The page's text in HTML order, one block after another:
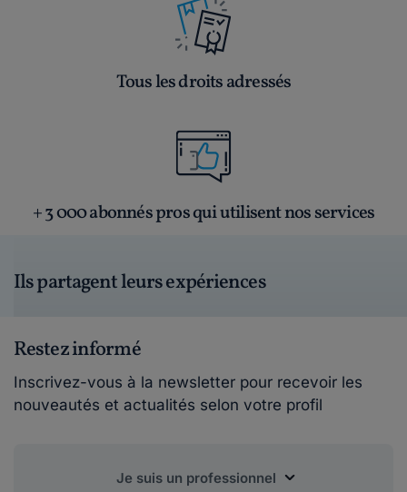
Tous les droits adressés
+ 3 000 abonnés pros qui utilisent nos services
Ils partagent leurs expériences
Restez informé
Inscrivez-vous à la newsletter pour recevoir les
nouveautés et actualités selon votre profil